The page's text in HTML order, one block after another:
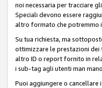
noi necessaria per tracciare
Speciali devono essere
altro formato che potremmo
Su tua richiesta, ma
ottimizzare le prestazioni dei
altro ID o report fornito in
i sub-tag agli utenti man
Puoi aggiungere o